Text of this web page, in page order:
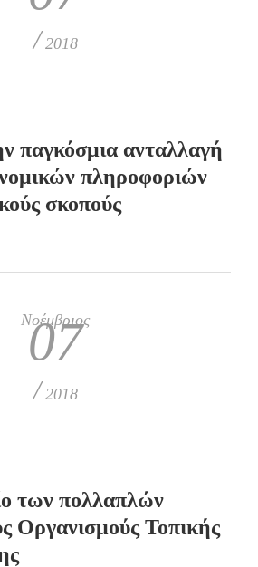
/ 2018
παγκόσμια ανταλλαγή
πληροφοριών
σκοπούς
Νοέμβριος
07
/ 2018
των πολλαπλών
Οργανισμούς Τοπικής